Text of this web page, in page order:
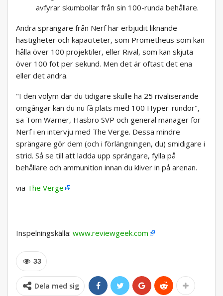
avfyrar skumbollar från sin 100-runda behållare.
Andra sprängare från Nerf har erbjudit liknande
hastigheter och kapaciteter, som Prometheus som kan
hålla över 100 projektiler, eller Rival, som kan skjuta
över 100 fot per sekund. Men det är oftast det ena
eller det andra.
"I den volym där du tidigare skulle ha 25 rivaliserande
omgångar kan du nu få plats med 100 Hyper-rundor",
sa Tom Warner, Hasbro SVP och general manager för
Nerf i en intervju med The Verge. Dessa mindre
sprängare gör dem (och i förlängningen, du) smidigare i
strid. Så se till att ladda upp sprängare, fylla på
behållare och ammunition innan du kliver in på arenan.
via The Verge
Inspelningskälla: www.reviewgeek.com
33
Dela med sig